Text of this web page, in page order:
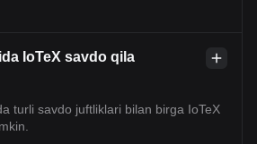
IoTeX savdo qila
turli savdo juftliklari bilan birga IoTeX